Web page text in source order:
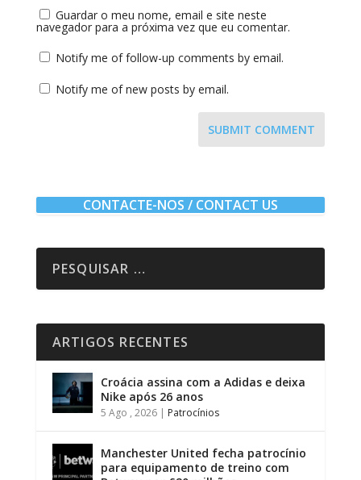
Guardar o meu nome, email e site neste
navegador para a próxima vez que eu comentar.
Notify me of follow-up comments by email.
Notify me of new posts by email.
SUBMIT COMMENT
CONTACTE-NOS / CONTACT US
ARTIGOS RECENTES
Croácia assina com a Adidas e deixa
Nike após 26 anos
5 Ago , 2026| Patrocínios
Manchester United fecha patrocínio
para equipamento de treino com